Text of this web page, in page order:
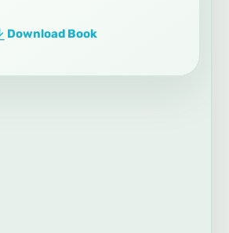
Download Book